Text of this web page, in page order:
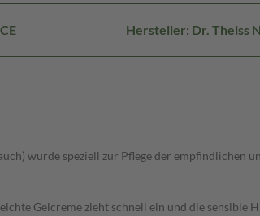
Hersteller: Dr. Theiss
wurde speziell zur Pflege der empfindlichen
Gelcreme zieht schnell ein und die sensible